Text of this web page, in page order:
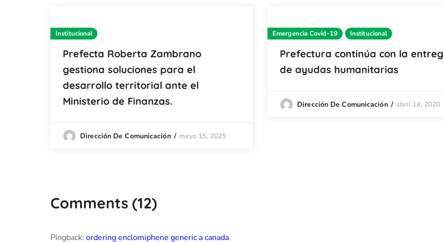
Institucional
Prefecta Roberta Zambrano
gestiona soluciones para el
desarrollo territorial ante el
Ministerio de Finanzas.
Dirección De Comunicación mayo 15, 2025
Emergencia Covid-19 Institucional
Prefectura continúa con la
de ayudas humanitarias
Dirección De Comunicación abril 14, 2020
Comments (12)
Pingback: ordering enclomiphene generic a canada